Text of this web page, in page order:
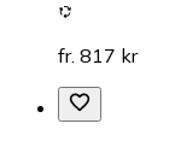
fr. 817 kr